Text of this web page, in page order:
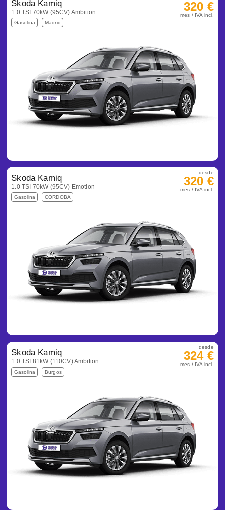
Skoda Kamiq
1.0 TSI 70kW (95CV) Ambition
Gasolina Madrid
320 €
mes / IVA incl.
Skoda Kamiq
1.0 TSI 70kW (95CV) Emotion
Gasolina CORDOBA
desde
320 €
mes / IVA incl.
Skoda Kamiq
1.0 TSI 81kW (110CV) Ambition
Gasolina Burgos
desde
324 €
mes / IVA incl.